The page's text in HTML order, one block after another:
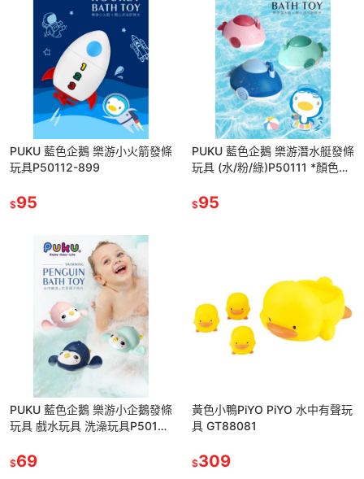
PUKU 藍色企鵝 樂游小火箭發條
玩具P50112-899
$95
PUKU 藍色企鵝 樂游潛水艇發條
玩具 (水/粉/綠)P50111 *顏色隨
$95
PUKU 藍色企鵝 樂游小企鵝發條
玩具 戲水玩具 洗澡玩具P50109
$69
黃色小鴨PiYO PiYO 水中有聲玩
具 GT88081
$309